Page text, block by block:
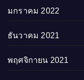
มกราคม 2022
ธันวาคม 2021
พฤศจิกายน 2021